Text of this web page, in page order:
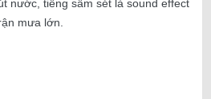
nước, tiếng sấm sét là sound effect
mưa lớn.